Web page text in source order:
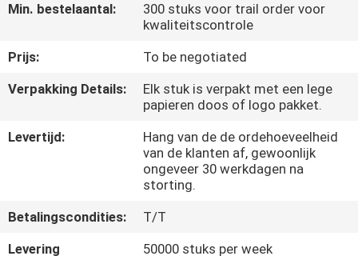
KWALITEITSCONTROLE
NIEUWS
VRAAG
Min. bestelaantal:
300 stuks voor trail order voor
kwaliteitscontrole
Prijs:
To be negotiated
Verpakking Details:
Elk stuk is verpakt met een lege
papieren doos of logo pakket.
Levertijd:
Hang van de de ordehoeveelheid
van de klanten af, gewoonlijk
ongeveer 30 werkdagen na
storting.
Betalingscondities:
T/T
Levering
50000 stuks per week